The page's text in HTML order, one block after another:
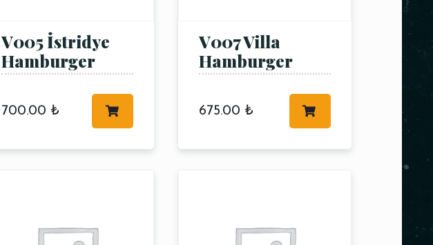
V005 İstridye
Hamburger
700.00 ₺
V007 Villa
Hamburger
675.00 ₺